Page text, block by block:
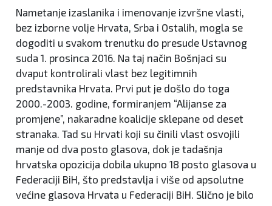
Nametanje izaslanika i imenovanje izvršne vlasti,
bez izborne volje Hrvata, Srba i Ostalih, mogla se
dogoditi u svakom trenutku do presude Ustavnog
suda 1. prosinca 2016. Na taj način Bošnjaci su
dvaput kontrolirali vlast bez legitimnih
predstavnika Hrvata. Prvi put je došlo do toga
2000.-2003. godine, formiranjem “Alijanse za
promjene”, nakaradne koalicije sklepane od deset
stranaka. Tad su Hrvati koji su činili vlast osvojili
manje od dva posto glasova, dok je tadašnja
hrvatska opozicija dobila ukupno 18 posto glasova u
Federaciji BiH, što predstavlja i više od apsolutne
većine glasova Hrvata u Federaciji BiH. Slično je bilo